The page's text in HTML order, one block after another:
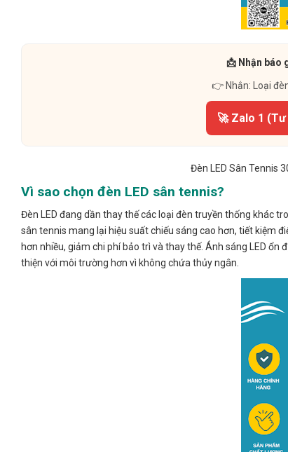
📩 Nhận báo
👉 Nhắn: Loại
🚀 Zalo 1
Đèn LED Sân Tennis
Vì sao chọn đèn LED sân tennis?
Đèn LED đang dần thay thế các loại đèn truyền thống khác
sân tennis mang lại hiệu suất chiếu sáng cao hơn, tiết kiệm
hơn nhiều, giảm chi phí bảo trì và thay thế. Ánh sáng LED
thiện với môi trường hơn vì không chứa thủy ngân.